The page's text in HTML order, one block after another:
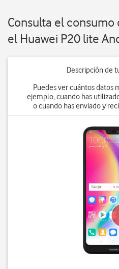
Consulta el consumo
el Huawei P20 lite
Descripción de
Puedes ver cuántos datos
ejemplo, cuando has
o cuando has enviado y